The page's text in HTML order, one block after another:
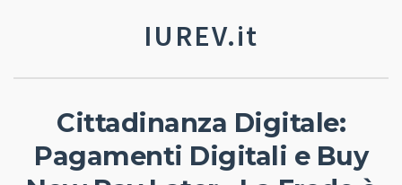
IUREV.it
Cittadinanza Digitale:
Pagamenti Digitali e Buy